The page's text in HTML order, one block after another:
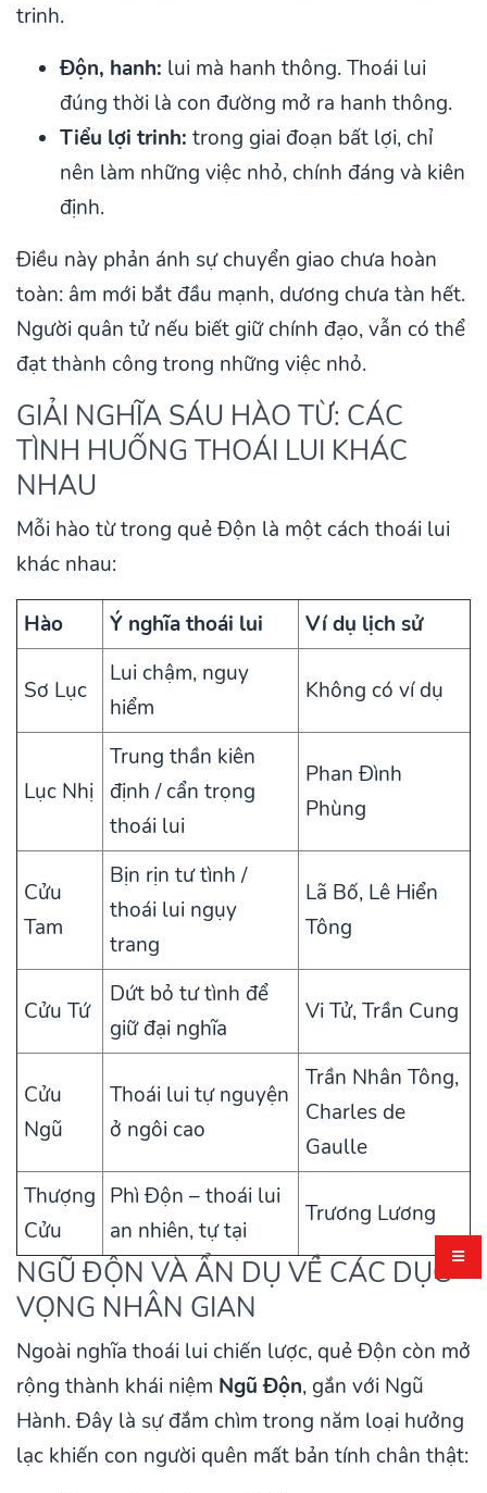
trinh.
Độn, hanh: lui mà hanh thông. Thoái lui
đúng thời là con đường mở ra hanh thông.
Tiểu lợi trinh: trong giai đoạn bất lợi, chỉ
nên làm những việc nhỏ, chính đáng và kiên
định.
Điều này phản ánh sự chuyển giao chưa hoàn
toàn: âm mới bắt đầu mạnh, dương chưa tàn hết.
Người quân tử nếu biết giữ chính đạo, vẫn có thể
đạt thành công trong những việc nhỏ.
GIẢI NGHĨA SÁU HÀO TỪ: CÁC
TÌNH HUỐNG THOÁI LUI KHÁC
NHAU
Mỗi hào từ trong quẻ Độn là một cách thoái lui
khác nhau:
Hào Ý nghĩa thoái lui Ví dụ lịch sử
Sơ Lục
Lui chậm, nguy
hiểm
Không có ví dụ
Lục Nhị
Trung thần kiên
định / cẩn trọng
thoái lui
Phan Đình
Phùng
Cửu
Tam
Bịn rịn tư tình /
thoái lui ngụy
trang
Lã Bố, Lê Hiển
Tông
Cửu Tứ
Dứt bỏ tư tình để
giữ đại nghĩa
Vi Tử, Trần Cung
Cửu
Ngũ
Thoái lui tự nguyện
ở ngôi cao
Trần Nhân Tông,
Charles de
Gaulle
Thượng
Cửu
Phì Độn – thoái lui
an nhiên, tự tại
Trương Lương
NGŨ ĐỘN VÀ ẨN DỤ VỀ CÁC DỤC
VỌNG NHÂN GIAN
Ngoài nghĩa thoái lui chiến lược, quẻ Độn còn mở
rộng thành khái niệm Ngũ Độn, gắn với Ngũ
Hành. Đây là sự đắm chìm trong năm loại hưởng
lạc khiến con người quên mất bản tính chân thật: